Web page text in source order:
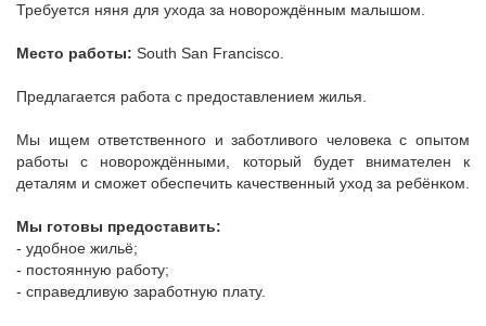
Требуется няня для ухода за новорождённым малышом.
Место работы: South San Francisco.
Предлагается работа с предоставлением жилья.
Мы ищем ответственного и заботливого человека с опытом
работы с новорождёнными, который будет внимателен к
деталям и сможет обеспечить качественный уход за ребёнком.
Мы готовы предоставить:
- удобное жильё;
- постоянную работу;
- справедливую заработную плату.